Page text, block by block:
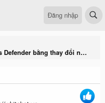
Đăng nhập
Tăng khả năng bảo vệ của Windows Defender bằng thay đổi nhỏ sau